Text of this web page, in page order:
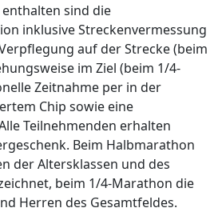
sind die
inklusive Streckenvermessung
auf der Strecke (beim
im Ziel (beim 1/4-
Zeitnahme per in der
Chip sowie eine
Teilnehmenden erhalten
Beim Halbmarathon
der Altersklassen und des
beim 1/4-Marathon die
Herren des Gesamtfeldes.